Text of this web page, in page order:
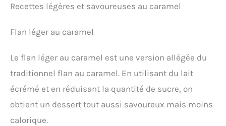
Recettes légères et savoureuses au caramel
Flan léger au caramel
Le flan léger au caramel est une version allégée du
traditionnel flan au caramel. En utilisant du lait
écrémé et en réduisant la quantité de sucre, on
obtient un dessert tout aussi savoureux mais moins
calorique.